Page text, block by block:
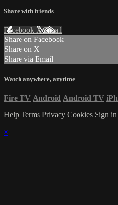
Share with friends
Facebook XEmail
Share on Facebook
Share on X
Share via Email
Watch anywhere, anytime
Fire TV Android Android TV
Help Terms Privacy Cookies Sign in
×